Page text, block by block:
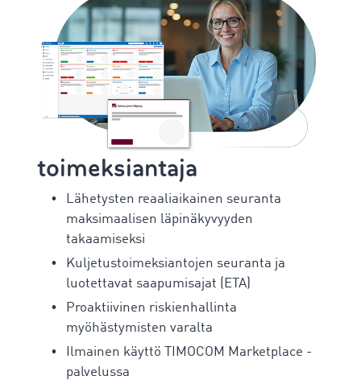
toimeksiantaja
Lähetysten reaaliaikainen seuranta
maksimaalisen läpinäkyvyyden
takaamiseksi
Kuljetustoimeksiantojen seuranta ja
luotettavat saapumisajat (ETA)
Proaktiivinen riskienhallinta
myöhästymisten varalta
Ilmainen käyttö TIMOCOM Marketplace -
palvelussa